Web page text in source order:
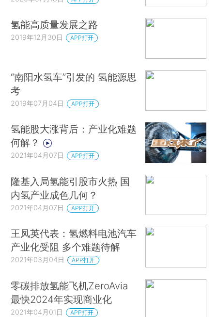
氢能高质量发展之路
2019年12月30日 APP打开
“南阳水氢车”引发的 氢能源思
考
2019年07月04日 APP打开
氢能股大涨背后：产业化难题
何解？
2021年04月07日 APP打开
隆基入局氢能引股市火热 国
内氢产业成色几何？
2021年04月07日 APP打开
王凤英代表：氢燃料电池汽车
产业化受阻 多个难题待解
2021年03月04日 APP打开
零碳排放氢能飞机ZeroAvia
最快2024年实现商业化
2021年04月01日 APP打开